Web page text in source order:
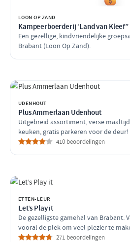
LOON OP ZAND
Kampeerboerderij ‘Land van Kleef”
Een gezellige, kindvriendelijke
Brabant (Loon Op Zand).
UDENHOUT
Plus Ammerlaan Udenhout
Uitgebreid assortiment, verse
keuken, gratis parkeren voor de deur!
410 beoordelingen
ETTEN-LEUR
Let’s Play it
De gezelligste gamehal van Brabant.
vooral de plek om veel plezier te
271 beoordelingen